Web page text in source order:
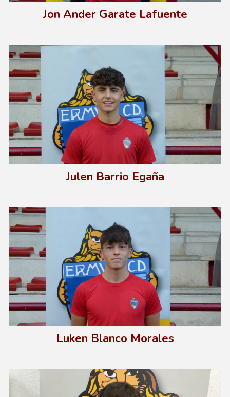
Jon Ander Garate Lafuente
Julen Barrio Egaña
Luken Blanco Morales